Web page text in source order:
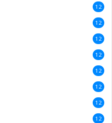
12
12
12
12
12
12
12
12